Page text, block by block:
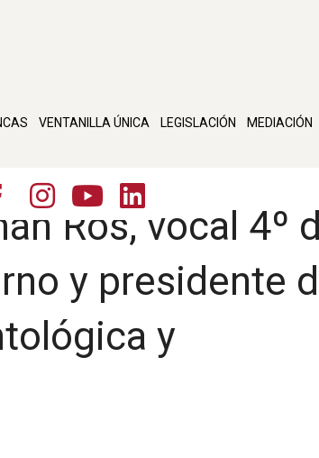
VENTANILLA ÚNICA LEGISLACIÓN MEDIACIÓN
Ros, vocal 4º
y presidente
y